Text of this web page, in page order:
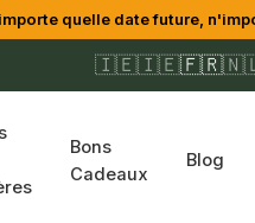
quelle date future,
🇮🇪🇮🇪🇫🇷
Bons
Cadeaux
Blog